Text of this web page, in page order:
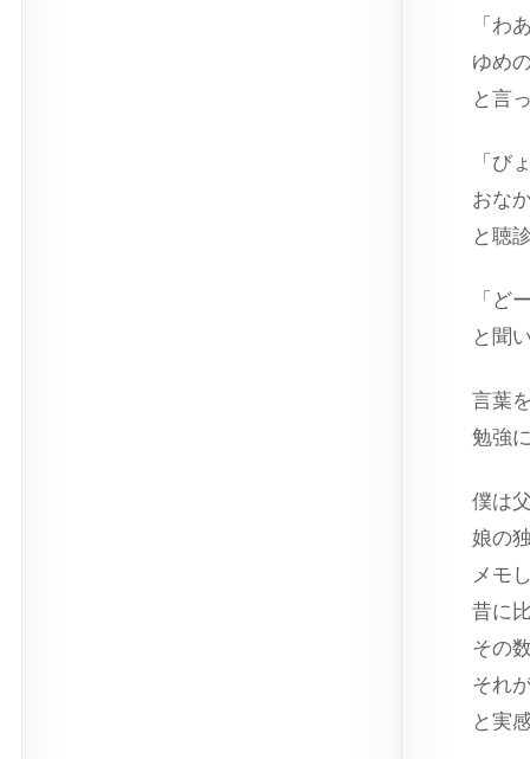
「わ
ゆめ
と言
「び
おな
と聴
「ど
と聞
言葉
勉強
僕は
娘の
メモ
昔に
その
それ
と実